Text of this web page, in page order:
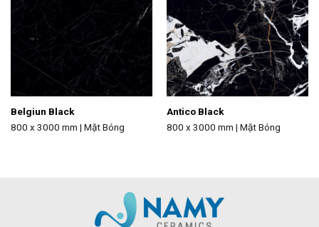
Belgiun Black
800 x 3000 mm | Mặt Bóng
Antico Black
800 x 3000 mm | Mặt Bóng